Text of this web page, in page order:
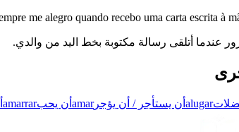
me alegro quando recebo uma carta escrita à
عندما أتلقى رسالة مكتوبة بخط اليد من والدي.
alugar أن يستأجر / أن يؤجرamar أن يحبamarrar